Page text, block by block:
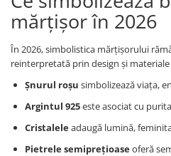
BRĂȚĂRI
BRĂȚĂRI CU ȘNUR REGLABIL
Brățări din Aur cu șnur reglabil
Brățări din Argint cu șnur reglabil
BRĂȚĂRI CU PIETRE
Brățări din Aur cu pietre
semiprețioase
Brățări din Argint cu pietre
semiprețioase
mărțișor în 2026
În 2026, simbolistica mărțișorului
reinterpretată prin design și
Șnurul roșu simbolizează viața,
Argintul 925este asociat cu
Cristaleleadaugă lumină,
Pietrele semiprețioaseoferă